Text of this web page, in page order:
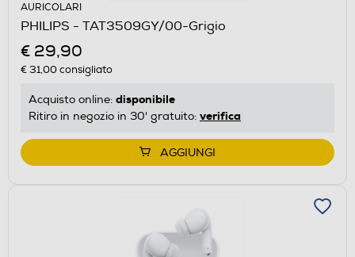
AURICOLARI
PHILIPS - TAT3509GY/00-Grigio
€ 29,90
€ 31,00consigliato
Acquisto online: disponibile
Ritiro in negozio in 30' gratuito: verifica
AGGIUNGI